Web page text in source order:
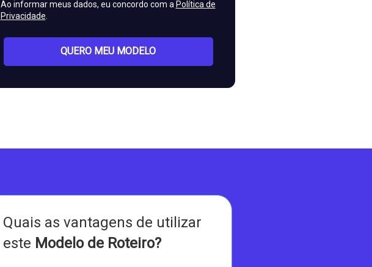
Ao informar meus dados, eu concordo com a Política de
Privacidade
QUERO MEU MODELO
Quais as vantagens de utilizar
este Modelo de Roteiro?